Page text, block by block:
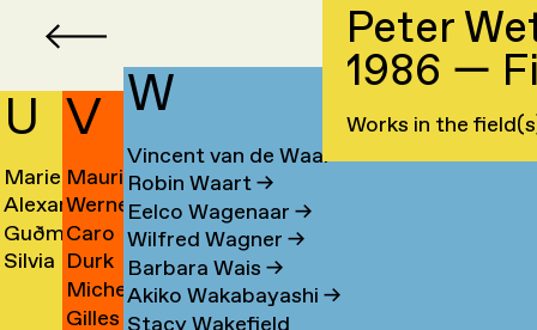
U V W
Marieke
Ubbink
→
Alexander
Karl
Übelhör
Guðmundur
Úlfarsson
Silvia
Marquez
Mauri
Valdevino
Mendes
→
Werner
de
Valk
→
Caro
de
Valk
→
Durk
Valkema
→
Michel
van
Gilles
Vincent van de Waal
Robin Waart→
Eelco Wagenaar→
Wilfred Wagner→
Barbara Wais→
Akiko Wakabayashi→
Peter
1986 —
Works in the